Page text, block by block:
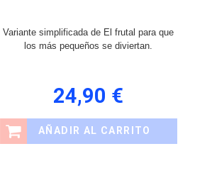
Variante simplificada de El frutal para que
los más pequeños se diviertan.
24,90 €
AÑADIR AL CARRITO